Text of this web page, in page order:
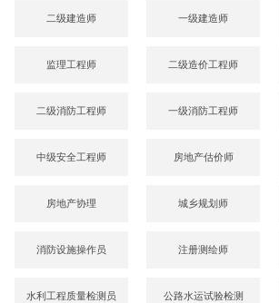
二级建造师 一级建造师
监理工程师 二级造价工程师
二级消防工程师 一级消防工程师
中级安全工程师 房地产估价师
房地产协理 城乡规划师
消防设施操作员 注册测绘师
水利工程质量检测员 公路水运试验检测